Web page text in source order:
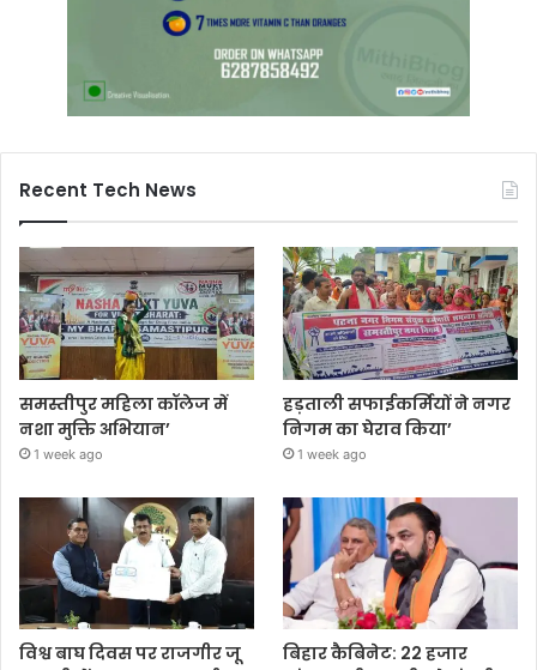
Recent Tech News
समस्तीपुर महिला कॉलेज में
नशा मुक्ति अभियान’
1 week ago
हड़ताली सफाईकर्मियों ने नगर
निगम का घेराव किया’
1 week ago
विश्व बाघ दिवस पर राजगीर जू
बिहार कैबिनेट: 22 हजार